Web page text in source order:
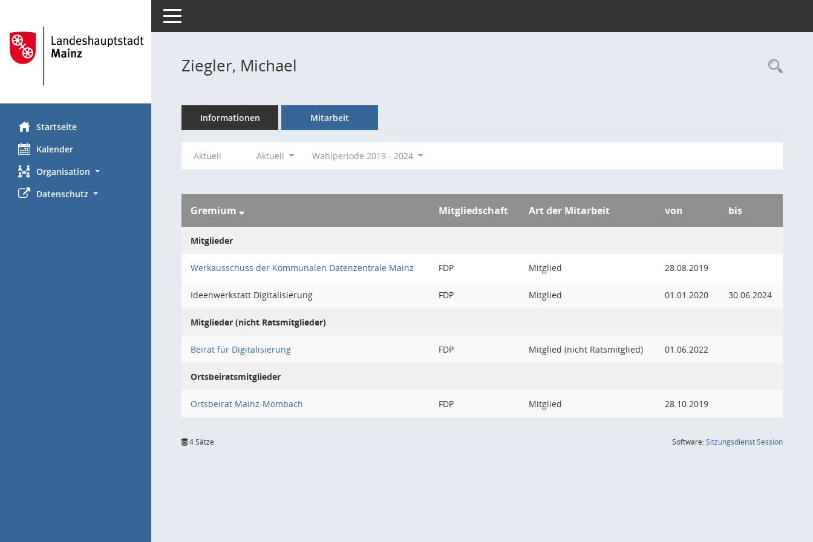
Startseite
Kalender
Organisation
Datenschutz
Toggle navigation
Ziegler, Michael
Informationen Mitarbeit
Aktuell Aktuell Wahlperiode 2019 - 2024
Gremium Mitgliedschaft Art der Mitarbeit von bis
Mitglieder
Werkausschuss der Kommunalen Datenzentrale Mainz FDP Mitglied 28.08.2019
Ideenwerkstatt Digitalisierung FDP Mitglied 01.01.2020 30.06.2024
Mitglieder (nicht Ratsmitglieder)
Beirat für Digitalisierung FDP Mitglied (nicht Ratsmitglied) 01.06.2022
Ortsbeiratsmitglieder
Ortsbeirat Mainz-Mombach FDP Mitglied 28.10.2019
4 Sätze Software:SitzungsdienstSession(Wird in